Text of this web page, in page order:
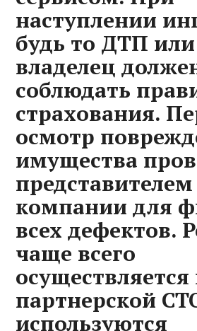
наступлении
будь то ДТП или
владелец
соблюдать
страхования.
осмотр
имущества
представителем
компании для
всех дефектов.
чаще всего
осуществляется
партнерской
используются